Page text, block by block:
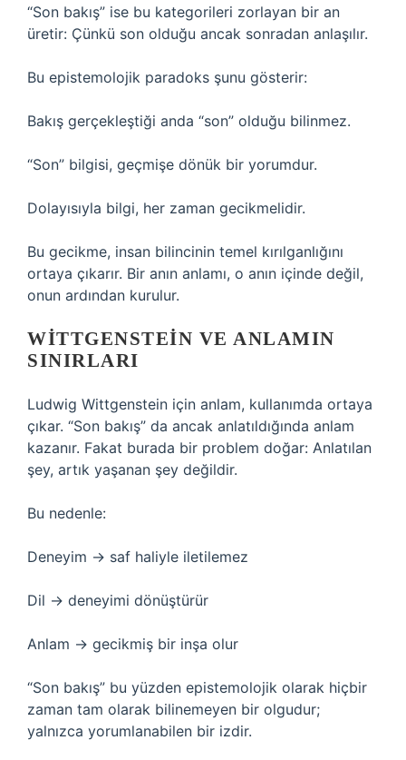
“Son bakış” ise bu kategorileri zorlayan bir an
üretir: Çünkü son olduğu ancak sonradan anlaşılır.
Bu epistemolojik paradoks şunu gösterir:
Bakış gerçekleştiği anda “son” olduğu bilinmez.
“Son” bilgisi, geçmişe dönük bir yorumdur.
Dolayısıyla bilgi, her zaman gecikmelidir.
Bu gecikme, insan bilincinin temel kırılganlığını
ortaya çıkarır. Bir anın anlamı, o anın içinde değil,
onun ardından kurulur.
WITTGENSTEIN VE ANLAMIN
SINIRLARI
Ludwig Wittgenstein için anlam, kullanımda ortaya
çıkar. “Son bakış” da ancak anlatıldığında anlam
kazanır. Fakat burada bir problem doğar: Anlatılan
şey, artık yaşanan şey değildir.
Bu nedenle:
Deneyim → saf haliyle iletilemez
Dil → deneyimi dönüştürür
Anlam → gecikmiş bir inşa olur
“Son bakış” bu yüzden epistemolojik olarak hiçbir
zaman tam olarak bilinemeyen bir olgudur;
yalnızca yorumlanabilen bir izdir.